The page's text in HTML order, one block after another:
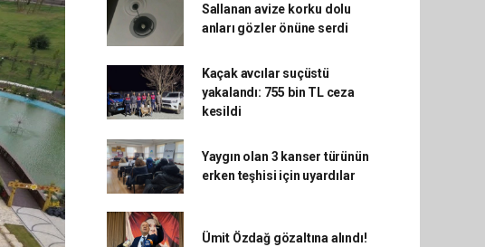
Sallanan avize korku dolu
anları gözler önüne serdi
Kaçak avcılar suçüstü
yakalandı: 755 bin TL ceza
kesildi
Yaygın olan 3 kanser türünün
erken teşhisi için uyardılar
Ümit Özdağ gözaltına alındı!